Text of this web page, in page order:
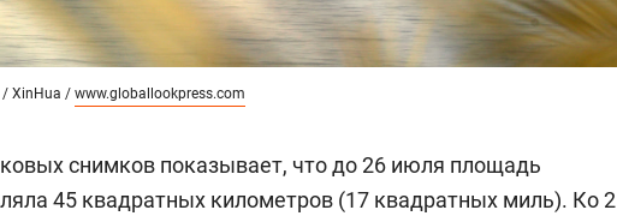
/ XinHua / www.globallookpress.com
снимков показывает, что до 26 июля площадь
45 квадратных километров (17 квадратных миль). Ко 2